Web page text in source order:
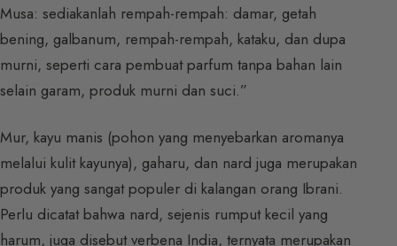
Musa: sediakanlah rempah-rempah: damar, getah
bening, galbanum, rempah-rempah, kataku, dan dupa
murni, seperti cara pembuat parfum tanpa bahan lain
selain garam, produk murni dan suci.”
Mur, kayu manis (pohon yang menyebarkan aromanya
melalui kulit kayunya), gaharu, dan nard juga merupakan
produk yang sangat populer di kalangan orang Ibrani.
Perlu dicatat bahwa nard, sejenis rumput kecil yang
harum, juga disebut verbena India, ternyata merupakan